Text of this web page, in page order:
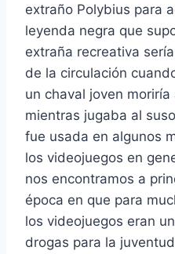
extraño Polybius para
leyenda negra que
extraña recreativa
de la circulación
un chaval joven
mientras jugaba al
fue usada en algunos
los videojuegos en
nos encontramos a
época en que para
los videojuegos eran
drogas para la